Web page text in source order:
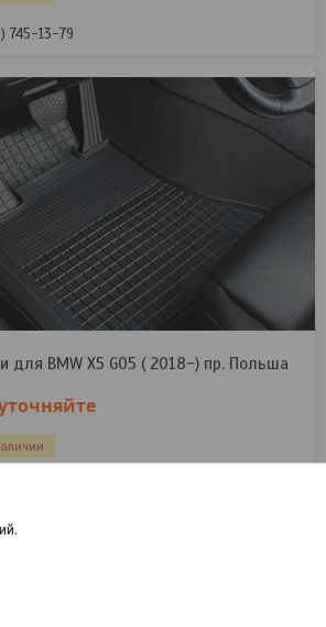
745-13-79
для BMW X5 G05 ( 2018-) пр. Польша